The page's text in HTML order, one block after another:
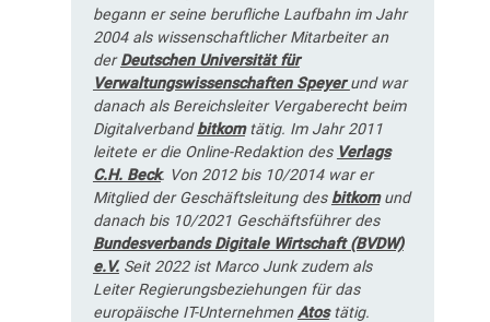
begann er seine berufliche Laufbahn im Jahr
2004 als wissenschaftlicher Mitarbeiter an
derDeutschen Universität für
Verwaltungswissenschaften Speyerund war
danach als Bereichsleiter Vergaberecht beim
Digitalverbandbitkomtätig. Im Jahr 2011
leitete er die Online-Redaktion des Verlags
C.H. Beck. Von 2012 bis 10/2014 war er
Mitglied der Geschäftsleitung des bitkomund
danach bis 10/2021 Geschäftsführer des
Bundesverbands Digitale Wirtschaft (BVDW)
e.V.Seit 2022 ist Marco Junk zudem als
Leiter Regierungsbeziehungen für das
europäische IT-UnternehmenAtostätig.